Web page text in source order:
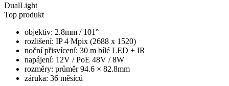
DualLight
Top produkt
objektiv: 2.8mm / 101°
rozlišení: IP 4 Mpix (2688 x 1520)
noční přisvícení: 30 m bílé LED + IR
napájení: 12V / PoE 48V / 8W
rozměry: průměr 94.6 × 82.8mm
záruka: 36 měsíců